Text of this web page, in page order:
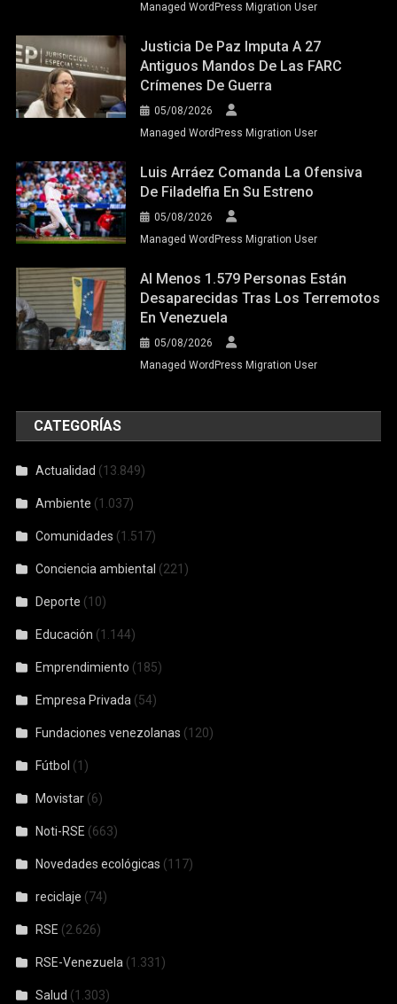
Managed WordPress Migration User
Justicia De Paz Imputa A 27
Antiguos Mandos De Las FARC
Crímenes De Guerra
05/08/2026
Managed WordPress Migration User
Luis Arráez Comanda La Ofensiva
De Filadelfia En Su Estreno
05/08/2026
Managed WordPress Migration User
Al Menos 1.579 Personas Están
Desaparecidas Tras Los Terremotos
En Venezuela
05/08/2026
Managed WordPress Migration User
CATEGORÍAS
Actualidad (13.849)
Ambiente (1.037)
Comunidades (1.517)
Conciencia ambiental (221)
Deporte (10)
Educación (1.144)
Emprendimiento (185)
Empresa Privada (54)
Fundaciones venezolanas (120)
Fútbol (1)
Movistar (6)
Noti-RSE (663)
Novedades ecológicas (117)
reciclaje (74)
RSE (2.626)
RSE-Venezuela (1.331)
Salud (1.303)